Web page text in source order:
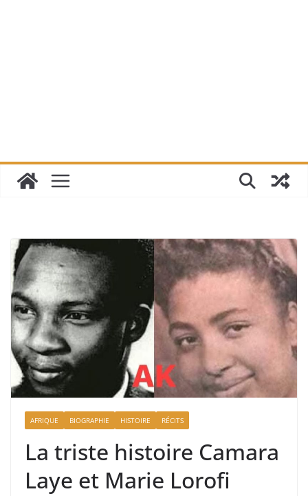
AFRIQUE BIOGRAPHIE HISTOIRE RÉCITS
La triste histoire Camara
Laye et Marie Lorofi